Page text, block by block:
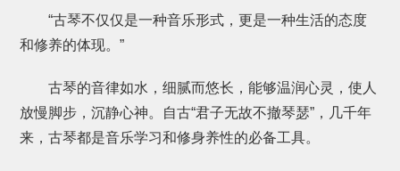
“古琴不仅仅是一种音乐形式，更是一种生活的态度
和修养的体现。”
古琴的音律如水，细腻而悠长，能够温润心灵，使人
放慢脚步，沉静心神。自古“君子无故不撤琴瑟”，几千年
来，古琴都是音乐学习和修身养性的必备工具。